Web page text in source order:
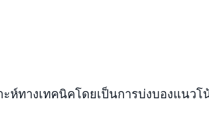
ห์ทางเทคนิคโดยเป็นการบ่งบองแนวโ